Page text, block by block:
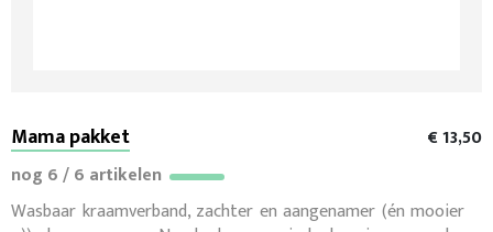
Mama pakket
€ 13,50
nog 6 / 6 artikelen
Wasbaar kraamverband, zachter en aangenamer (én mooier